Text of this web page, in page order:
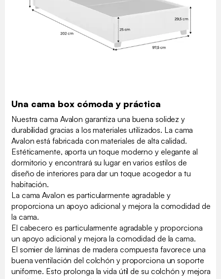
Una cama box cómoda y práctica
Nuestra cama Avalon garantiza una buena solidez y
durabilidad gracias a los materiales utilizados. La cama
Avalon está fabricada con materiales de alta calidad.
Estéticamente, aporta un toque moderno y elegante al
dormitorio y encontrará su lugar en varios estilos de
diseño de interiores para dar un toque acogedor a tu
habitación.
La cama Avalon es particularmente agradable y
proporciona un apoyo adicional y mejora la comodidad de
la cama.
El cabecero es particularmente agradable y proporciona
un apoyo adicional y mejora la comodidad de la cama.
El somier de láminas de madera compuesta favorece una
buena ventilación del colchón y proporciona un soporte
uniforme. Esto prolonga la vida útil de su colchón y mejora